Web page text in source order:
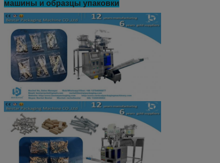
машины и образцы упаковки